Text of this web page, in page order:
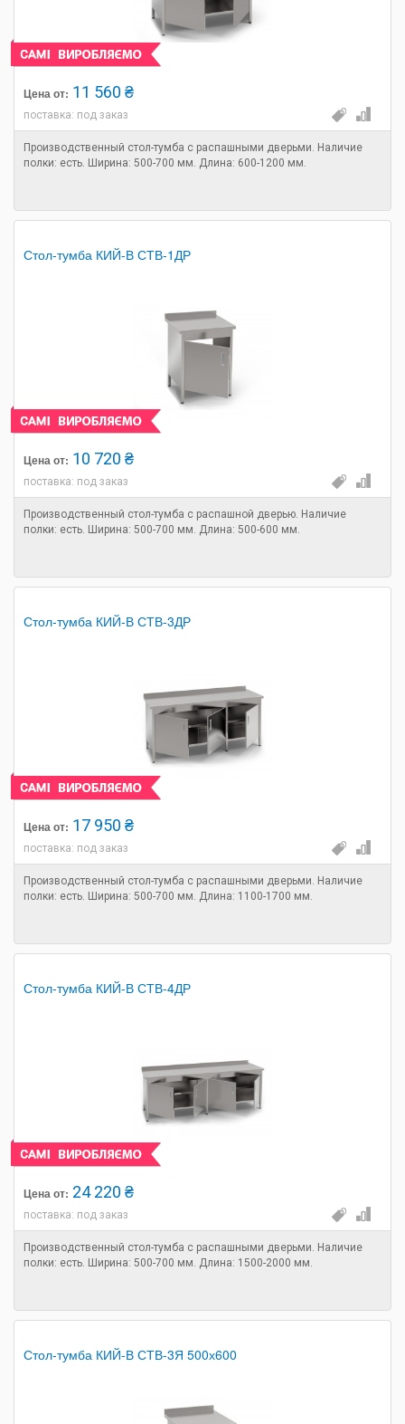
Цена от: 11 560 ₴
поставка: под заказ
Производственный стол-тумба с распашными дверьми. Наличие
полки: есть. Ширина: 500-700 мм. Длина: 600-1200 мм.
Стол-тумба КИЙ-В СТВ-1ДР
Цена от: 10 720 ₴
поставка: под заказ
Производственный стол-тумба с распашной дверью. Наличие
полки: есть. Ширина: 500-700 мм. Длина: 500-600 мм.
Стол-тумба КИЙ-В СТВ-3ДР
Цена от: 17 950 ₴
поставка: под заказ
Производственный стол-тумба с распашными дверьми. Наличие
полки: есть. Ширина: 500-700 мм. Длина: 1100-1700 мм.
Стол-тумба КИЙ-В СТВ-4ДР
Цена от: 24 220 ₴
поставка: под заказ
Производственный стол-тумба с распашными дверьми. Наличие
полки: есть. Ширина: 500-700 мм. Длина: 1500-2000 мм.
Стол-тумба КИЙ-В СТВ-3Я 500х600